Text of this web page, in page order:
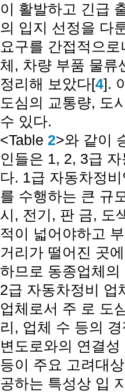
이 활발하고 긴급
의 입지 선정을 다
요구를 간접적으
체, 차량 부품 물류
정리해 보았다[4].
도심의 교통량, 도
수 있다.
<Table 2>와 같이
인들은 1, 2, 3급
다. 1급 자동차정
를 수행하는 큰 규
시, 전기, 판 금, 도
적이 넓어야하고
거리가 떨어진 곳
하므로 동종업체
2급 자동차정비 업
업체로서 주 로 도
리, 업체 수 등의
변도로와의 연결
등이 주요 고려대
공하는 특성상 입